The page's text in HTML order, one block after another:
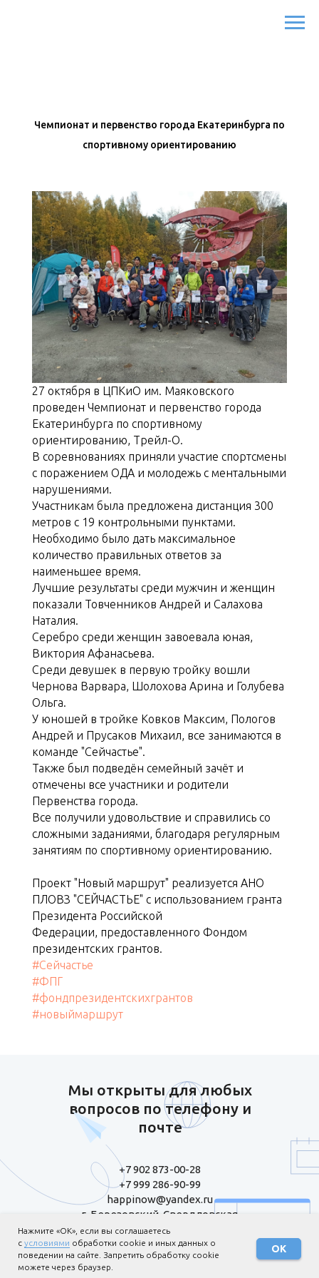
Чемпионат и первенство города Екатеринбурга по
спортивному ориентированию
27 октября в ЦПКиО им. Маяковского
проведен Чемпионат и первенство города
Екатеринбурга по спортивному
ориентированию, Трейл-О.
В соревнованиях приняли участие спортсмены
с поражением ОДА и молодежь с ментальными
нарушениями.
Участникам была предложена дистанция 300
метров с 19 контрольными пунктами.
Необходимо было дать максимальное
количество правильных ответов за
наименьшее время.
Лучшие результаты среди мужчин и женщин
показали Товченников Андрей и Салахова
Наталия.
Серебро среди женщин завоевала юная,
Виктория Афанасьева.
Среди девушек в первую тройку вошли
Чернова Варвара, Шолохова Арина и Голубева
Ольга.
У юношей в тройке Ковков Максим, Пологов
Андрей и Прусаков Михаил, все занимаются в
команде "Сейчастье".
Также был подведён семейный зачёт и
отмечены все участники и родители
Первенства города.
Все получили удовольствие и справились со
сложными заданиями, благодаря регулярным
занятиям по спортивному ориентированию.
Проект "Новый маршрут" реализуется АНО
ПЛОВЗ "СЕЙЧАСТЬЕ" с использованием гранта
Президента Российской
Федерации, предоставленного Фондом
президентских грантов.
#Сейчастье
#ФПГ
#фондпрезидентскихгрантов
#новыймаршрут
Нажмите «ОК», если вы соглашаетесь
с условиями обработки cookie и иных данных о
поведении на сайте. Запретить обработку cookie
можете через браузер.
ОК
Мы открыты для любых
вопросов по телефону и
почте
+7 902 873-00-28
+7 999 286-90-99
happinow@yandex.ru
г. Березовский, Свердловская
область, ул. Шиловская, 20 А-69